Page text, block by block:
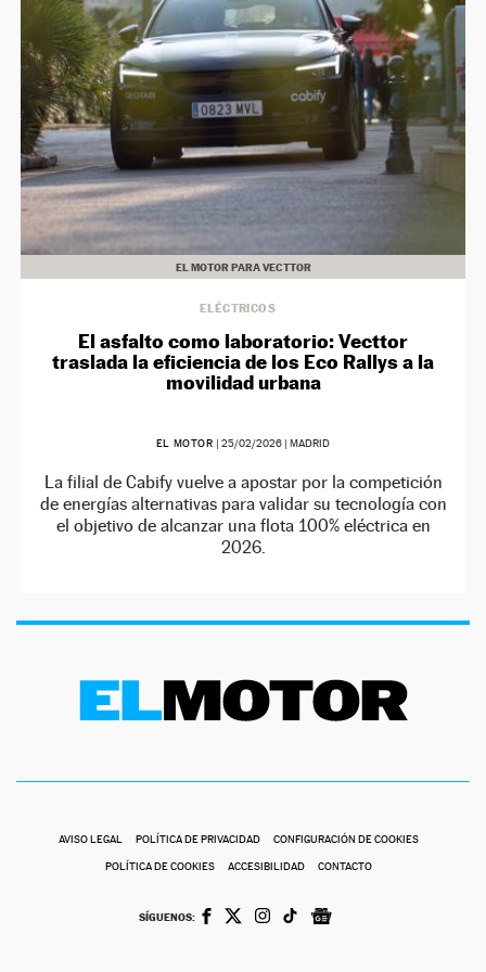
NEWSLETTER
SÍGUENOS
EL MOTOR PARA VECTTOR
ELÉCTRICOS
El asfalto como laboratorio: Vecttor
traslada la eficiencia de los Eco Rallys a la
movilidad urbana
EL MOTOR |25/02/2026 | MADRID
La filial de Cabify vuelve a apostar por la competición
de energías alternativas para validar su tecnología con
el objetivo de alcanzar una flota 100% eléctrica en
2026.
AVISO LEGAL POLÍTICA DE PRIVACIDAD CONFIGURACIÓN DE COOKIES
POLÍTICA DE COOKIES ACCESIBILIDAD CONTACTO
SÍGUENOS: